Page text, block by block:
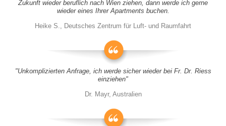
Zukunft wieder beruflich nach Wien ziehen, dann werde ich gerne
wieder eines Ihrer Apartments buchen.
Heike S., Deutsches Zentrum für Luft- und Raumfahrt
"Unkomplizierten Anfrage, ich werde sicher wieder bei Fr. Dr. Riess
einziehen"
Dr. Mayr, Australien